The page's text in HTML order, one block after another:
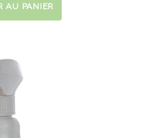
AU PANIER